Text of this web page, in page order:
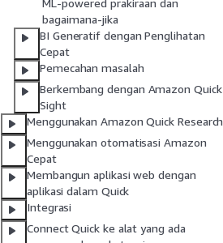
ML-powered prakiraan dan
bagaimana-jika
BI Generatif dengan Penglihatan
Cepat
Pemecahan masalah
Berkembang dengan Amazon Quick
Sight
Menggunakan Amazon Quick Research
Menggunakan otomatisasi Amazon
Cepat
Membangun aplikasi web dengan
aplikasi dalam Quick
Integrasi
Connect Quick ke alat yang ada